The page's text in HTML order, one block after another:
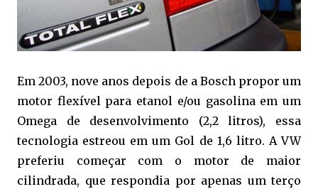
Em 2003, nove anos depois de a Bosch propor um
motor flexível para etanol e/ou gasolina em um
Omega de desenvolvimento (2,2 litros), essa
tecnologia estreou em um Gol de 1,6 litro. A VW
preferiu começar com o motor de maior
cilindrada, que respondia por apenas um terço